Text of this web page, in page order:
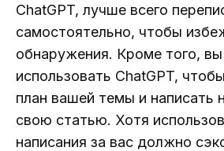
ChatGPT, лучше всего
самостоятельно, чтобы
обнаружения. Кроме того,
использовать ChatGPT,
план вашей темы и написать
свою статью. Хотя
написания за вас должно